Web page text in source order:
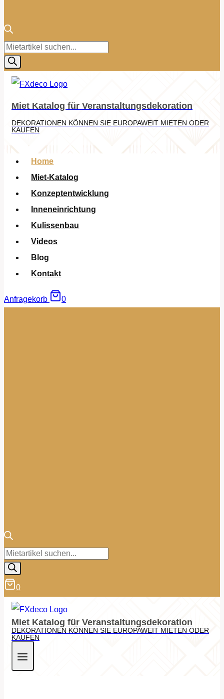
Products
search
Miet Katalog für Veranstaltungsdekoration
DEKORATIONEN KÖNNEN SIE EUROPAWEIT MIETEN ODER
KAUFEN
Home
Miet-Katalog
Konzeptentwicklung
Inneneinrichtung
Kulissenbau
Videos
Blog
Kontakt
Anfragekorb 0
Products
search
0
Miet Katalog für Veranstaltungsdekoration
DEKORATIONEN KÖNNEN SIE EUROPAWEIT MIETEN ODER
KAUFEN